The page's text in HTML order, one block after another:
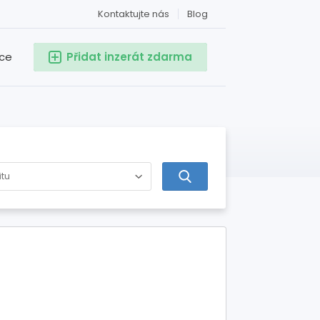
Blog
Kontaktujte nás
Přidat inzerát zdarma